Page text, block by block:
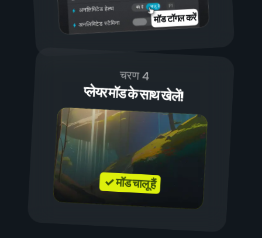
चालू है
बंद है
अनलिमिटेड हेल्थ
अनलिमिटेड स्टैमिना मॉड टॉगल करें
चरण 4
प्लेयर मॉड के साथ खेलें!
✓ मॉड चालू हैं